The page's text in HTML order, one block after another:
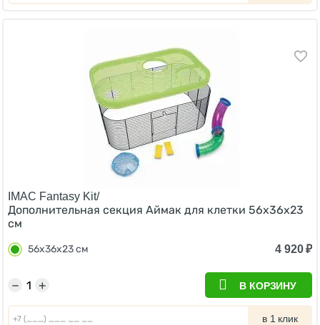
IMAC Fantasy Kit/
Дополнительная секция Аймак для клетки 56х36х23
см
56х36х23 см 4 920₽
+
− В КОРЗИНУ
в 1 клик